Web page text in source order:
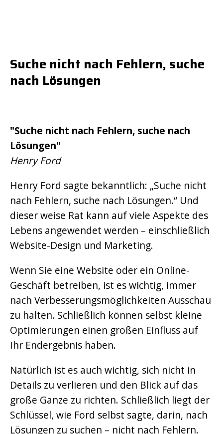
Suche nicht nach Fehlern, suche
nach Lösungen
"Suche nicht nach Fehlern, suche nach
Lösungen"
Henry Ford
Henry Ford sagte bekanntlich: „Suche nicht
nach Fehlern, suche nach Lösungen.“ Und
dieser weise Rat kann auf viele Aspekte des
Lebens angewendet werden – einschließlich
Website-Design und Marketing.
Wenn Sie eine Website oder ein Online-
Geschäft betreiben, ist es wichtig, immer
nach Verbesserungsmöglichkeiten Ausschau
zu halten. Schließlich können selbst kleine
Optimierungen einen großen Einfluss auf
Ihr Endergebnis haben.
Natürlich ist es auch wichtig, sich nicht in
Details zu verlieren und den Blick auf das
große Ganze zu richten. Schließlich liegt der
Schlüssel, wie Ford selbst sagte, darin, nach
Lösungen zu suchen – nicht nach Fehlern.